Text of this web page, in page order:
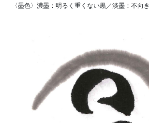
〈墨色〉濃墨：明るく重くない黒／淡墨：不向き